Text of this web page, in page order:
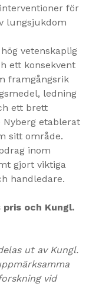
för
lungsjukdom
vetenskaplig
ett konsekvent
framgångsrik
ledning
ett brett
etablerat
sitt område.
inom
gjort viktiga
handledare.
och Kungl.
ut av Kungl.
vid